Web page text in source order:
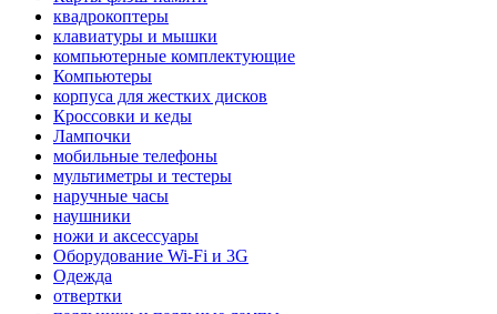
квадрокоптеры
клавиатуры и мышки
компьютерные комплектующие
Компьютеры
корпуса для жестких дисков
Кроссовки и кеды
Лампочки
мобильные телефоны
мультиметры и тестеры
наручные часы
наушники
ножи и аксессуары
Оборудование Wi-Fi и 3G
Одежда
отвертки